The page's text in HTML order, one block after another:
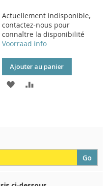
Actuellement indisponible,
contactez-nous pour
connaître la disponibilité
Voorraad info
Ajouter au panier
AJOUTER
D’ENVIE